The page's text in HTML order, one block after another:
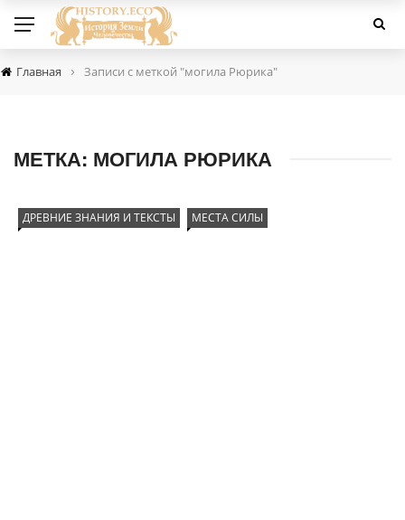
Главная › Записи с меткой "могила Рюрика"
МЕТКА: МОГИЛА РЮРИКА
ДРЕВНИЕ ЗНАНИЯ И ТЕКСТЫ МЕСТА СИЛЫ